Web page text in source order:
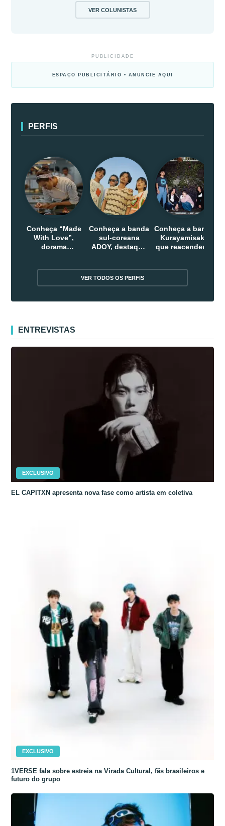
VER COLUNISTAS
PUBLICIDADE
ESPAÇO PUBLICITÁRIO • ANUNCIE AQUI
PERFIS
Conheça “Made
With Love”,
dorama
Conheça a banda
sul-coreana
ADOY, destaque
Conheça a banda
Kurayamisaka
que reacendeu o
VER TODOS OS PERFIS
ENTREVISTAS
EXCLUSIVO
EL CAPITXN apresenta nova fase como artista em coletiva
EXCLUSIVO
1VERSE fala sobre estreia na Virada Cultural, fãs brasileiros e
futuro do grupo